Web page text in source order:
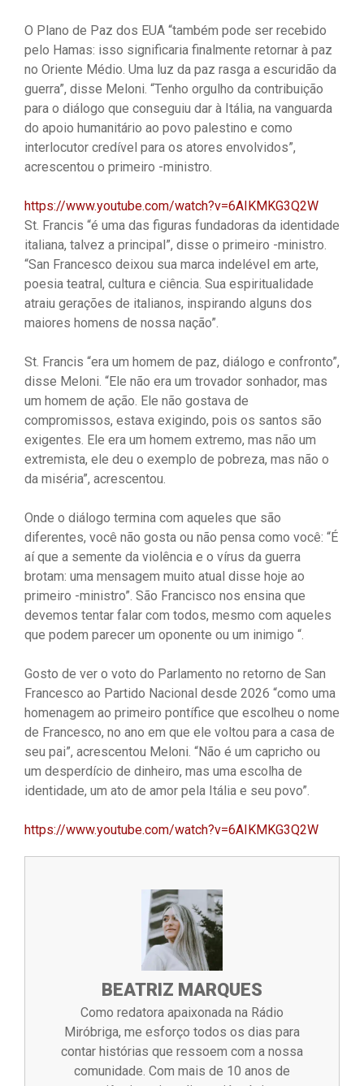
O Plano de Paz dos EUA “também pode ser recebido
pelo Hamas: isso significaria finalmente retornar à paz
no Oriente Médio. Uma luz da paz rasga a escuridão da
guerra”, disse Meloni. “Tenho orgulho da contribuição
para o diálogo que conseguiu dar à Itália, na vanguarda
do apoio humanitário ao povo palestino e como
interlocutor credível para os atores envolvidos”,
acrescentou o primeiro -ministro.
https://www.youtube.com/watch?v=6AIKMKG3Q2W
St. Francis “é uma das figuras fundadoras da identidade
italiana, talvez a principal”, disse o primeiro -ministro.
“San Francesco deixou sua marca indelével em arte,
poesia teatral, cultura e ciência. Sua espiritualidade
atraiu gerações de italianos, inspirando alguns dos
maiores homens de nossa nação”.
St. Francis “era um homem de paz, diálogo e confronto”,
disse Meloni. “Ele não era um trovador sonhador, mas
um homem de ação. Ele não gostava de
compromissos, estava exigindo, pois os santos são
exigentes. Ele era um homem extremo, mas não um
extremista, ele deu o exemplo de pobreza, mas não o
da miséria”, acrescentou.
Onde o diálogo termina com aqueles que são
diferentes, você não gosta ou não pensa como você: “É
aí que a semente da violência e o vírus da guerra
brotam: uma mensagem muito atual disse hoje ao
primeiro -ministro”. São Francisco nos ensina que
devemos tentar falar com todos, mesmo com aqueles
que podem parecer um oponente ou um inimigo “.
Gosto de ver o voto do Parlamento no retorno de San
Francesco ao Partido Nacional desde 2026 “como uma
homenagem ao primeiro pontífice que escolheu o nome
de Francesco, no ano em que ele voltou para a casa de
seu pai”, acrescentou Meloni. “Não é um capricho ou
um desperdício de dinheiro, mas uma escolha de
identidade, um ato de amor pela Itália e seu povo”.
https://www.youtube.com/watch?v=6AIKMKG3Q2W
BEATRIZ MARQUES
Como redatora apaixonada na Rádio
Miróbriga, me esforço todos os dias para
contar histórias que ressoem com a nossa
comunidade. Com mais de 10 anos de